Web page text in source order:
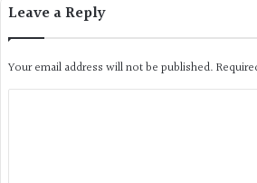
Leave a Reply
Your email address will not be published.